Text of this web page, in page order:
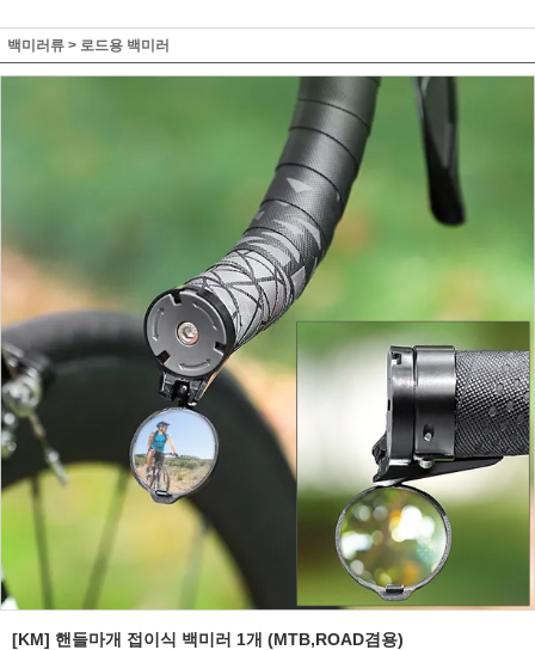
백미러류 > 로드용 백미러
[KM] 핸들마개 접이식 백미러 1개 (MTB,ROAD겸용)